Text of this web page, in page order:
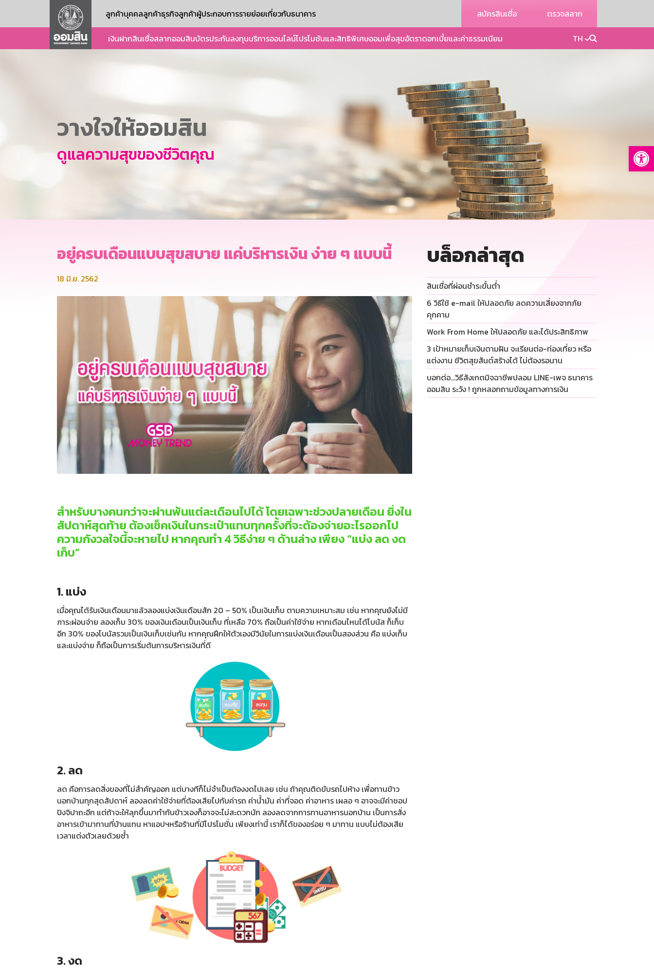
ลูกค้าบุคคลลูกค้าธุรกิจลูกค้าผู้ประกอบการรายย่อยเกี่ยวกับธนาคาร สมัครสินเชื่อ ตรวจสลาก
เงินฝากสินเชื่อสลากออมสินบัตรประกันลงทุนบริการออนไลน์โปรโมชันและสิทธิพิเศษออมเพื่อสุขอัตราดอกเบี้ยและค่าธรรมเนียม TH
วางใจให้ออมสิน
ดูแลความสุขของชีวิตคุณ
อยู่ครบเดือนแบบสุขสบาย แค่บริหารเงิน ง่าย ๆ แบบนี้
18 มิ.ย. 2562
สำหรับบางคนกว่าจะผ่านพ้นแต่ละเดือนไปได้ โดยเฉพาะช่วงปลายเดือน ยิ่งใน
สัปดาห์สุดท้าย ต้องเช็คเงินในกระเป๋าแทบทุกครั้งที่จะต้องจ่ายอะไรออกไป
ความกังวลใจนี้จะหายไป หากคุณทำ 4 วิธีง่าย ๆ ด้านล่าง เพียง “แบ่ง ลด งด
เก็บ”
1. แบ่ง
เมื่อคุณได้รับเงินเดือนมาแล้วลองแบ่งเงินเดือนสัก 20 – 50% เป็นเงินเก็บ ตามความเหมาะสม เช่น หากคุณยังไม่มี
ภาระผ่อนจ่าย ลองเก็บ 30% ของเงินเดือนเป็นเงินเก็บ ที่เหลือ 70% ถือเป็นค่าใช้จ่าย หากเดือนไหนได้โบนัส ก็เก็บ
อีก 30% ของโบนัสรวมเป็นเงินเก็บเช่นกัน หากคุณฝึกให้ตัวเองมีวินัยในการแบ่งเงินเดือนเป็นสองส่วน คือ แบ่งเก็บ
และแบ่งจ่าย ก็ถือเป็นการเริ่มต้นการบริหารเงินที่ดี
2. ลด
ลด คือการลดสิ่งของที่ไม่สำคัญออก แต่บางทีก็ไม่จำเป็นต้องงดไปเลย เช่น ถ้าคุณติดขับรถไปห้าง เพื่อทานข้าว
นอกบ้านทุกสุดสัปดาห์ ลองลดค่าใช้จ่ายที่ต้องเสียไปกับค่ารถ ค่าน้ำมัน ค่าที่จอด ค่าอาหาร เผลอ ๆ อาจจะมีค่าชอป
ปิงจิปาถะอีก แต่ถ้าจะให้ลุกขึ้นมาทำกับข้าวเองก็อาจจะไม่สะดวกนัก ลองลดจากการทานอาหารนอกบ้าน เป็นการสั่ง
อาหารเข้ามาทานที่บ้านแทน หาแอปฯหรือร้านที่มีโปรโมชั่น เพียงเท่านี้ เราก็ได้ของอร่อย ๆ มาทาน แบบไม่ต้องเสีย
เวลาแต่งตัวเลยด้วยซ้ำ
3. งด
บล็อกล่าสุด
สินเชื่อที่ผ่อนชำระขั้นต่ำ
6 วิธีใช้ e-mail ให้ปลอดภัย ลดความเสี่ยงจากภัย
คุกคาม
Work From Home ให้ปลอดภัย และได้ประสิทธิภาพ
3 เป้าหมายเก็บเงินตามฝัน จะเรียนต่อ-ท่องเที่ยว หรือ
แต่งงาน ชีวิตสุขสันต์สร้างได้ ไม่ต้องรอนาน
บอกต่อ…วิธีสังเกตมิจฉาชีพปลอม LINE-เพจ ธนาคาร
ออมสิน ระวัง ! ถูกหลอกถามข้อมูลทางการเงิน